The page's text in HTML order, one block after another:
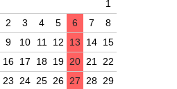
1
2
3 4 5 6 7
8
9
10 11 12 13 14 15
16 17 18 19 20 21
22
23
24 25 26 27 28 29